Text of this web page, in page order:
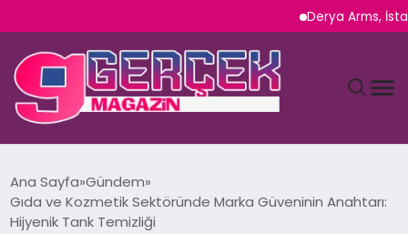
Derya Arms, İstanbul
YAŞAM
Ana Sayfa Gündem
Gıda ve Kozmetik Sektöründe Marka Güveninin Anahtarı:
Hijyenik Tank Temizliği